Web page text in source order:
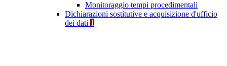
Monitoraggio tempi procedimentali
Dichiarazioni sostitutive e acquisizione d'ufficio
dei dati 1